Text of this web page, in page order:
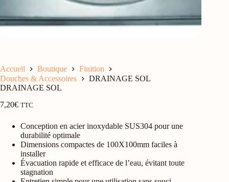
Accueil Boutique
Finition
Douches & Accessoires
DRAINAGE SOL
DRAINAGE SOL
7,20€ TTC
Conception en acier inoxydable SUS304 pour une
durabilité optimale
Dimensions compactes de 100X100mm faciles à
installer
Évacuation rapide et efficace de l’eau, évitant toute
stagnation